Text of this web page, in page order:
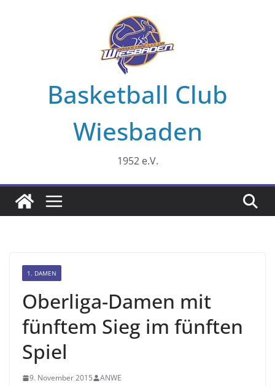
Basketball Club
Wiesbaden
1952 e.V.
1. DAMEN
Oberliga-Damen mit
fünftem Sieg im fünften
Spiel
9. November 2015 ANWE